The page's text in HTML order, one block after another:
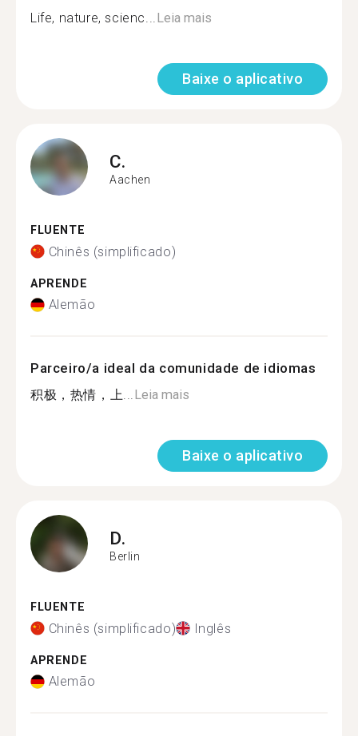
Life, nature, scienc...Leia mais
Baixe o aplicativo
C.
Aachen
FLUENTE
Chinês (simplificado)
APRENDE
Alemão
Parceiro/a ideal da comunidade de idiomas
积极，热情，上...Leia mais
Baixe o aplicativo
D.
Berlin
FLUENTE
Chinês (simplificado) Inglês
APRENDE
Alemão